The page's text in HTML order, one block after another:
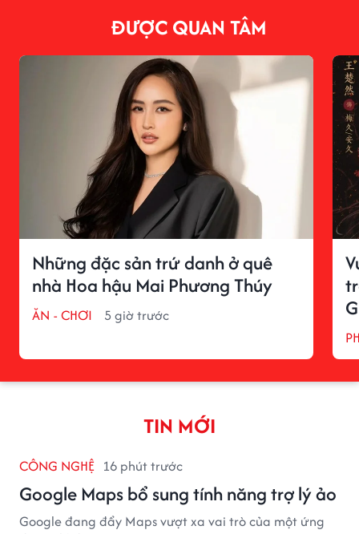
ĐƯỢC QUAN TÂM
Những đặc sản trứ danh ở quê
nhà Hoa hậu Mai Phương Thúy
ĂN - CHƠI 5 giờ trước
TIN MỚI
CÔNG NGHỆ 16 phút trước
Google Maps bổ sung tính năng trợ lý ảo
Google đang đẩy Maps vượt xa vai trò của một ứng